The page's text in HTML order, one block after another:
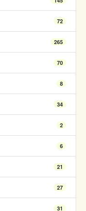
72
265
70
8
34
2
6
21
27
31